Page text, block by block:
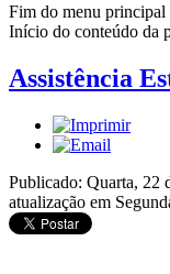
Fim do menu principal
Início do conteúdo da
Assistência
Publicado: Quarta, 22
atualização em